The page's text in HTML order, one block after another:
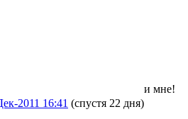
2011 16:41 (спустя 22 дня)
и мне!